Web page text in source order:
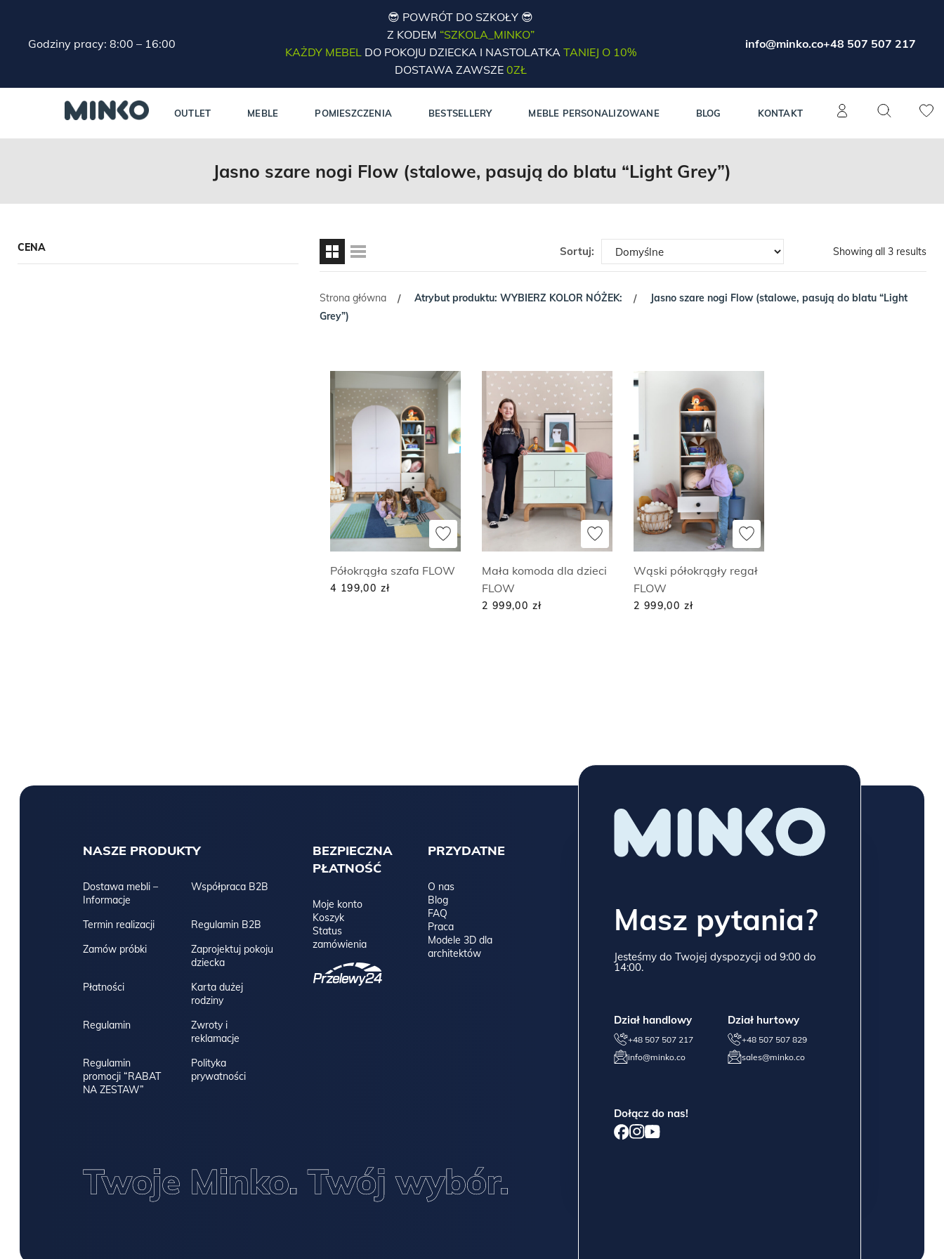
Godziny pracy: 8:00 – 16:00
😎 POWRÓT DO SZKOŁY 😎
Z KODEM “SZKOLA_MINKO”
KAŻDY MEBELDO POKOJU DZIECKA I NASTOLATKATANIEJ O 10%
DOSTAWA ZAWSZE 0ZŁ
info@minko.co+48 507 507 217
OUTLET MEBLE POMIESZCZENIA BESTSELLERY MEBLE PERSONALIZOWANE BLOG KONTAKT
Jasno szare nogi Flow (stalowe, pasują do blatu “Light Grey”)
CENA Sortuj: Showing all 3 results
Strona główna / Atrybut produktu: WYBIERZ KOLOR NÓŻEK: /
Jasno szare nogi Flow (stalowe, pasują do blatu “Light
Grey”)
Półokrągła szafa FLOW
4 199,00 zł
Mała komoda dla dzieci
FLOW
2 999,00 zł
Wąski półokrągły regał
FLOW
2 999,00 zł
NASZE PRODUKTY
Dostawa mebli –
Informacje
Termin realizacji
Zamów próbki
Płatności
Regulamin
Regulamin
promocji “RABAT
NA ZESTAW”
Współpraca B2B
Regulamin B2B
Zaprojektuj pokoju
dziecka
Karta dużej
rodziny
Zwroty i
reklamacje
Polityka
prywatności
BEZPIECZNA
PŁATNOŚĆ
Moje konto
Koszyk
Status
zamówienia
PRZYDATNE
O nas
Blog
FAQ
Praca
Modele 3D dla
architektów
Masz pytania?
Jesteśmy do Twojej dyspozycji od 9:00 do
14:00.
Dział handlowy
+48 507 507 217
info@minko.co
Dział hurtowy
+48 507 507 829
sales@minko.co
Dołącz do nas!